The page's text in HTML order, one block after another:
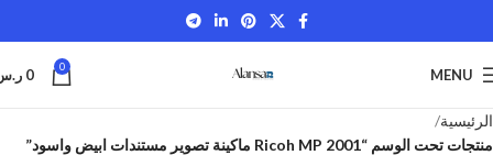
MENU
0
0
الرئيسية
منتجات تحت الوسم “Ricoh MP 2001 ماكينة تصوير مستندات ابيض واسود”